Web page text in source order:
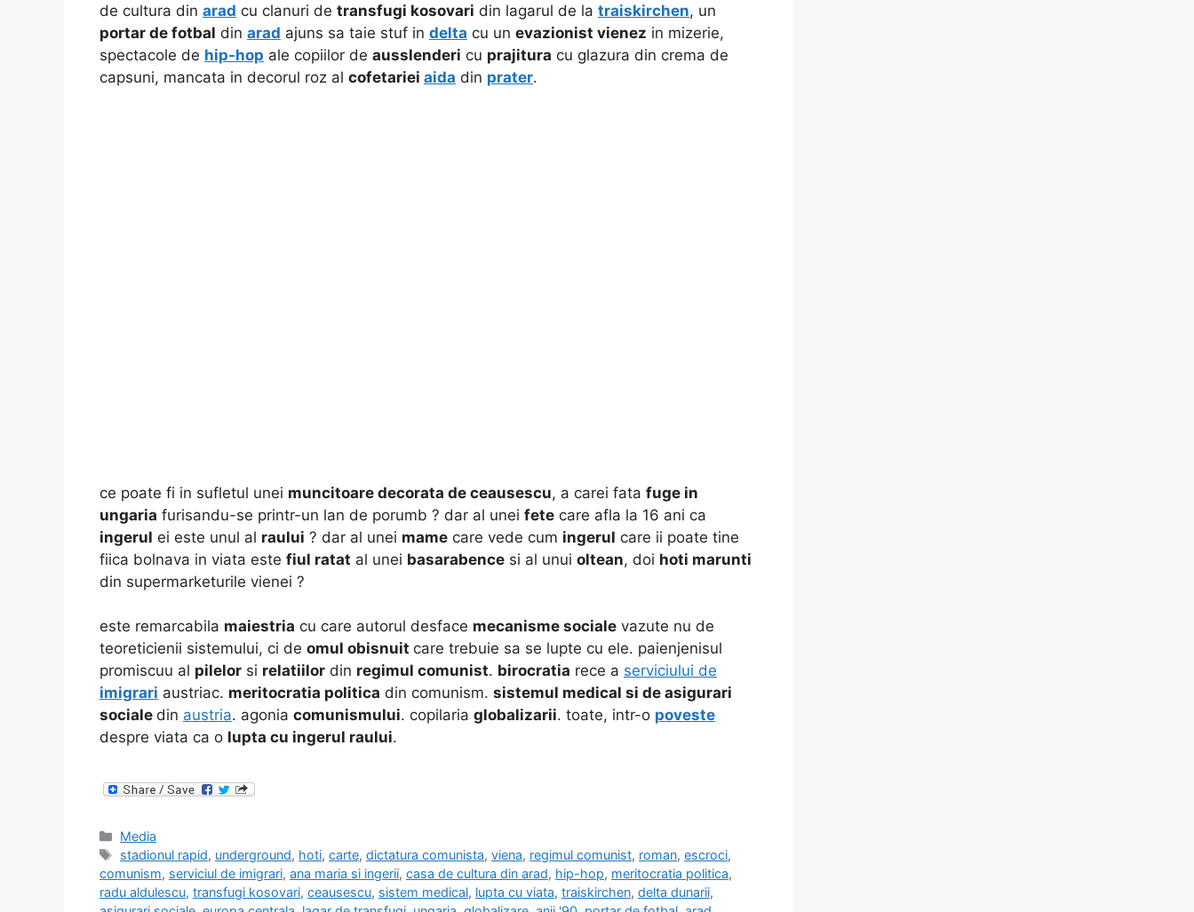
de cultura din arad cu clanuri de transfugi kosovari din lagarul de la traiskirchen, un
portar de fotbal din arad ajuns sa taie stuf in delta cu un evazionist vienez in mizerie,
spectacole de hip-hop ale copiilor de ausslenderi cu prajitura cu glazura din crema de
capsuni, mancata in decorul roz al cofetariei aida din prater.
ce poate fi in sufletul unei muncitoare decorata de ceausescu, a carei fata fuge in
ungaria furisandu-se printr-un lan de porumb ? dar al unei fete care afla la 16 ani ca
ingerul ei este unul al raului ? dar al unei mame care vede cum ingerul care ii poate tine
fiica bolnava in viata este fiul ratat al unei basarabence si al unui oltean, doi hoti marunti
din supermarketurile vienei ?
este remarcabila maiestria cu care autorul desface mecanisme sociale vazute nu de
teoreticienii sistemului, ci de omul obisnuit care trebuie sa se lupte cu ele. paienjenisul
promiscuu al pilelor si relatiilor din regimul comunist. birocratia rece a serviciului de
imigrari austriac. meritocratia politica din comunism. sistemul medical si de asigurari
sociale din austria. agonia comunismului. copilaria globalizarii. toate, intr-o poveste
despre viata ca o lupta cu ingerul raului.
Categories
Media
Tags
stadionul rapid, underground, hoti,carte,dictatura comunista,viena, regimul comunist, roman,escroci,
comunism, serviciul de imigrari, ana maria si ingerii, casa de cultura din arad, hip-hop, meritocratia politica,
radu aldulescu, transfugi kosovari, ceausescu, sistem medical, lupta cu viata, traiskirchen, delta dunarii,